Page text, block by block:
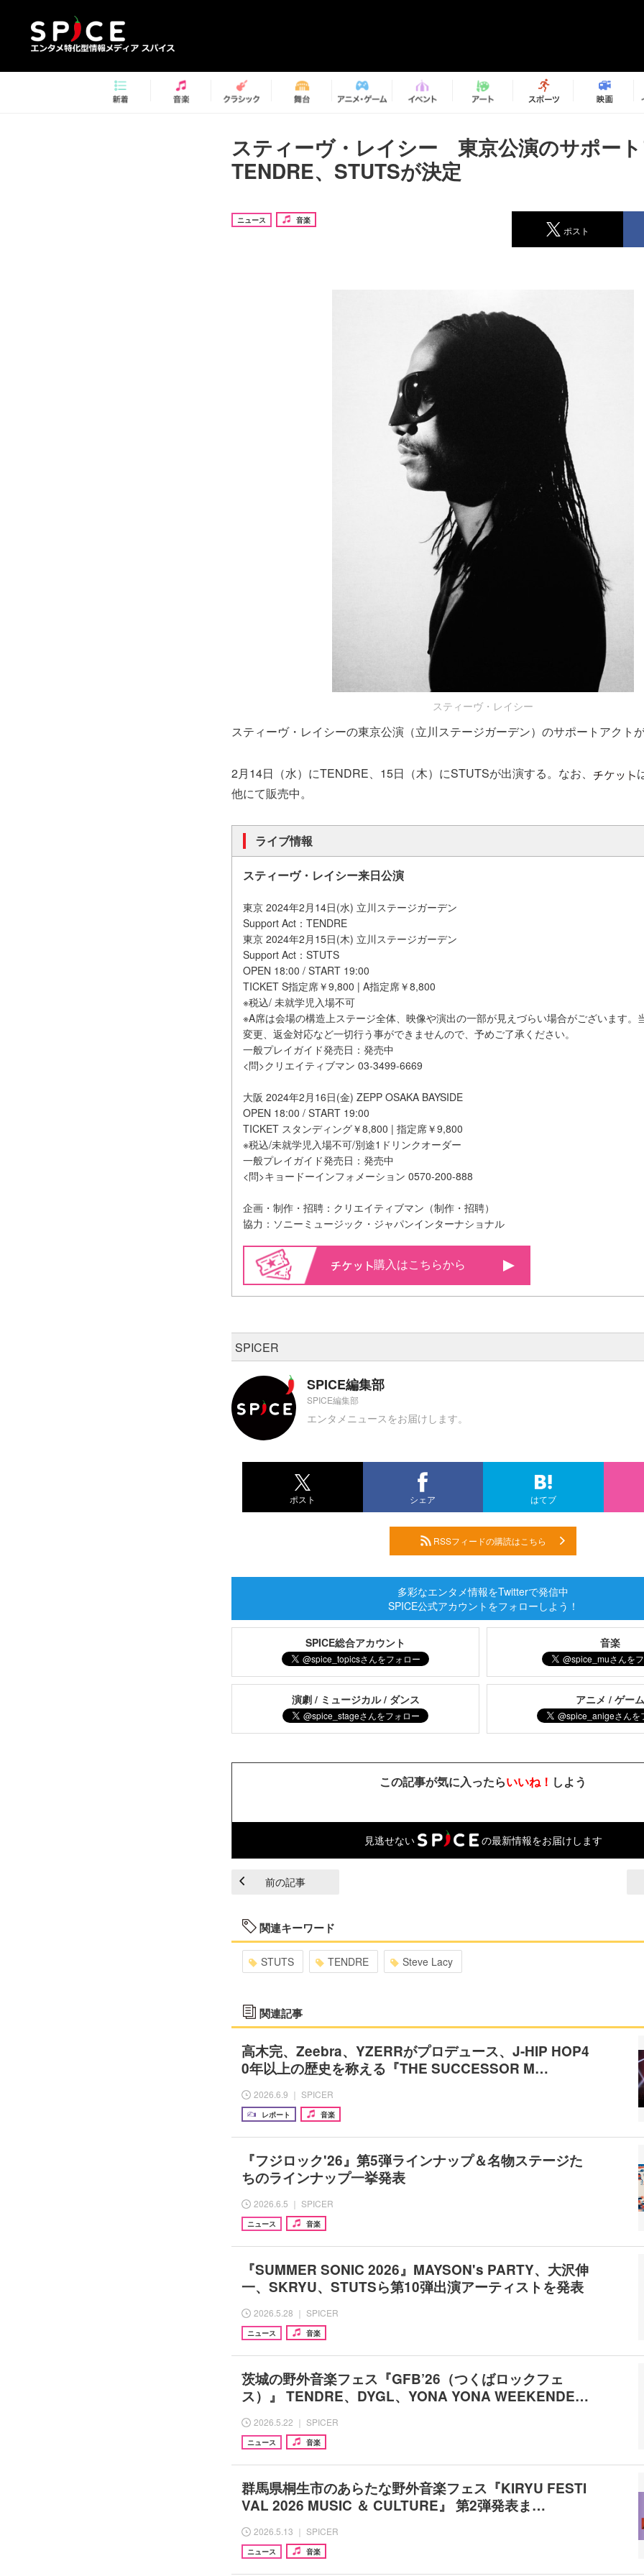
スティーヴ・レイシー 東京公演のサポー
TENDRE、STUTSが決定
ニュース 音楽
ポスト
スティーヴ・レイシー
スティーヴ・レイシーの東京公演（立川ステージガーデン）のサポートアクト
2月14日（水）にTENDRE、15日（木）にSTUTSが出演する。なお、
他にて販売中。
ライブ情報
スティーヴ・レイシー来日公演
東京 2024年2月14日(水) 立川ステージガーデン
Support Act：TENDRE
東京 2024年2月15日(木) 立川ステージガーデン
Support Act：STUTS
OPEN 18:00 / START 19:00
TICKET S指定席￥9,800 | A指定席￥8,800
※税込/ 未就学児入場不可
※A席は会場の構造上ステージ全体、映像や演出の一部が見えづらい場合がございます。
変更、返金対応など一切行う事ができませんので、予めご了承ください。
一般プレイガイド発売日：発売中
<問>クリエイティブマン 03-3499-6669
大阪 2024年2月16日(金) ZEPP OSAKA BAYSIDE
OPEN 18:00 / START 19:00
TICKET スタンディング￥8,800 | 指定席￥9,800
※税込/未就学児入場不可/別途1ドリンクオーダー
一般プレイガイド発売日：発売中
<問>キョードーインフォメーション 0570-200-888
企画・制作・招聘：クリエイティブマン（制作・招聘）
協力：ソニーミュージック・ジャパンインターナショナル
購入はこちらから
SPICER
SPICE編集部
SPICE編集部
エンタメニュースをお届けします。
ポスト シェア はてブ
RSSフィードの購読はこちら
多彩なエンタメ情報をTwitterで発信中
SPICE公式アカウントをフォローしよう！
SPICE総合アカウント 音楽
演劇 / ミュージカル / ダンス アニメ / ゲー
この記事が気に入ったらいいね！ しよう
見逃せない の最新情報をお届けします
前の記事
関連キーワード
STUTS TENDRE Steve Lacy
関連記事
高木完、Zeebra、YZERRがプロデュース、J-HIP HOP4
0年以上の歴史を称える『THE SUCCESSOR M…
2026.6.9 ｜ SPICER
レポート 音楽
『フジロック'26』第5弾ラインナップ＆名物ステージた
ちのラインナップ一挙発表
2026.6.5 ｜ SPICER
ニュース 音楽
『SUMMER SONIC 2026』MAYSON's PARTY、大沢伸
一、SKRYU、STUTSら第10弾出演アーティストを発表
2026.5.28 ｜ SPICER
ニュース 音楽
茨城の野外音楽フェス『GFB’26（つくばロックフェ
ス）』 TENDRE、DYGL、YONA YONA WEEKENDE…
2026.5.22 ｜ SPICER
ニュース 音楽
群馬県桐生市のあらたな野外音楽フェス『KIRYU FESTI
VAL 2026 MUSIC ＆ CULTURE』 第2弾発表ま…
2026.5.13 ｜ SPICER
ニュース 音楽